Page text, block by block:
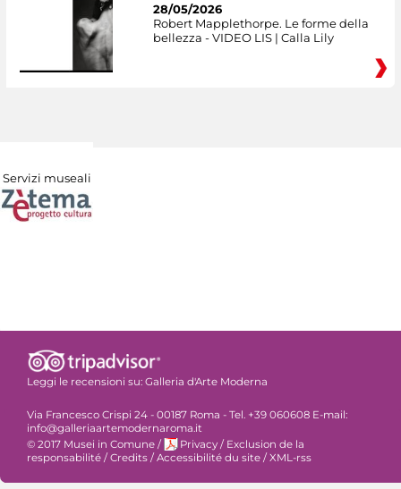
28/05/2026
Robert Mapplethorpe. Le forme della
bellezza - VIDEO LIS | Calla Lily
Servizi museali
Leggi le recensioni su: Galleria d'Arte Moderna
Via Francesco Crispi 24 - 00187 Roma - Tel. +39 060608 E-mail:
info@galleriaartemodernaroma.it
© 2017 Musei in Comune / Privacy / Exclusion de la
responsabilité /Credits /Accessibilité du site /XML-rss